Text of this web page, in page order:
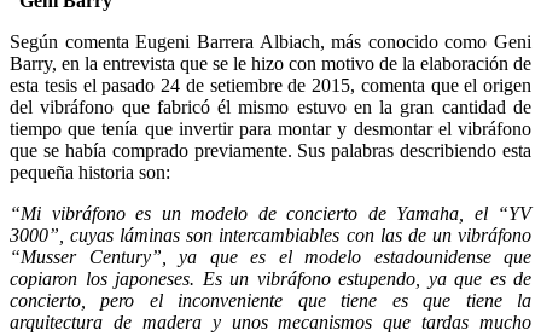
Según comenta Eugeni Barrera Albiach, más conocido como Geni
Barry, en la entrevista que se le hizo con motivo de la elaboración de
esta tesis el pasado 24 de setiembre de 2015, comenta que el origen
del vibráfono que fabricó él mismo estuvo en la gran cantidad de
tiempo que tenía que invertir para montar y desmontar el vibráfono
que se había comprado previamente. Sus palabras describiendo esta
pequeña historia son:
“Mi vibráfono es un modelo de concierto de Yamaha, el “YV
3000”, cuyas láminas son intercambiables con las de un vibráfono
“Musser Century”, ya que es el modelo estadounidense que
copiaron los japoneses. Es un vibráfono estupendo, ya que es de
concierto, pero el inconveniente que tiene es que tiene la
arquitectura de madera y unos mecanismos que tardas mucho